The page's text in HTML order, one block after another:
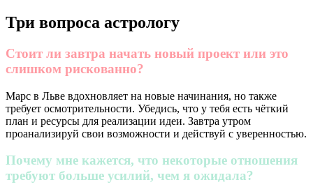
Три вопроса астрологу
Стоит ли завтра начать новый проект или это
слишком рискованно?
Марс в Льве вдохновляет на новые начинания, но также
требует осмотрительности. Убедись, что у тебя есть чёткий
план и ресурсы для реализации идеи. Завтра утром
проанализируй свои возможности и действуй с уверенностью.
Почему мне кажется, что некоторые отношения
требуют больше усилий, чем я ожидала?